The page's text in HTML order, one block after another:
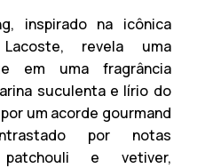
inspirado na icônica
revela uma
em uma fragrância
suculenta e lírio do
um acorde gourmand
por notas
e vetiver,